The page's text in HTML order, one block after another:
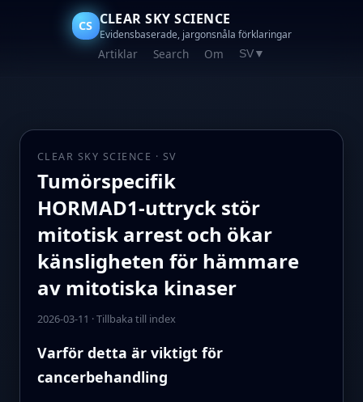
CS CLEAR SKY SCIENCE
Evidensbaserade, jargonsnåla förklaringar
Artiklar Search Om SV ▼
CLEAR SKY SCIENCE · SV
Tumörspecifik
HORMAD1‑uttryck stör
mitotisk arrest och ökar
känsligheten för hämmare
av mitotiska kinaser
2026-03-11 ·Tillbaka till index
Varför detta är viktigt för
cancerbehandling